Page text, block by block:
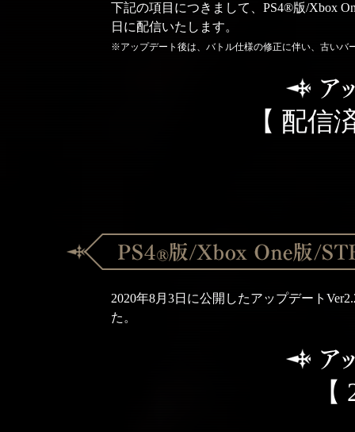
下記の項目につきまして、PS4®版/Xbox
日に配信いたします。
※アップデート後は、バトル仕様の修正に伴い、古いバ
【 配信
2020年8月3日に公開したアップデート
た。